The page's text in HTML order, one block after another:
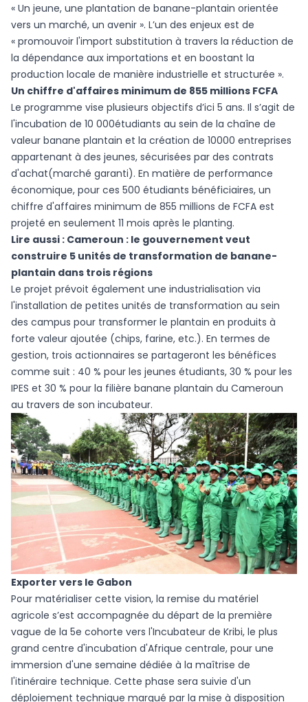
« Un jeune, une plantation de banane-plantain orientée
vers un marché, un avenir ». L’un des enjeux est de
« promouvoir l'import substitution à travers la réduction de
la dépendance aux importations et en boostant la
production locale de manière industrielle et structurée ».
Un chiffre d'affaires minimum de 855 millions FCFA
Le programme vise plusieurs objectifs d’ici 5 ans. Il s’agit de
l'incubation de 10 000étudiants au sein de la chaîne de
valeur banane plantain et la création de 10000 entreprises
appartenant à des jeunes, sécurisées par des contrats
d'achat(marché garanti). En matière de performance
économique, pour ces 500 étudiants bénéficiaires, un
chiffre d'affaires minimum de 855 millions de FCFA est
projeté en seulement 11 mois après le planting.
Lire aussi : Cameroun : le gouvernement veut
construire 5 unités de transformation de banane-
plantain dans trois régions
Le projet prévoit également une industrialisation via
l'installation de petites unités de transformation au sein
des campus pour transformer le plantain en produits à
forte valeur ajoutée (chips, farine, etc.). En termes de
gestion, trois actionnaires se partageront les bénéfices
comme suit : 40 % pour les jeunes étudiants, 30 % pour les
IPES et 30 % pour la filière banane plantain du Cameroun
au travers de son incubateur.
Exporter vers le Gabon
Pour matérialiser cette vision, la remise du matériel
agricole s’est accompagnée du départ de la première
vague de la 5e cohorte vers l'Incubateur de Kribi, le plus
grand centre d'incubation d'Afrique centrale, pour une
immersion d'une semaine dédiée à la maîtrise de
l'itinéraire technique. Cette phase sera suivie d'un
déploiement technique marqué par la mise à disposition